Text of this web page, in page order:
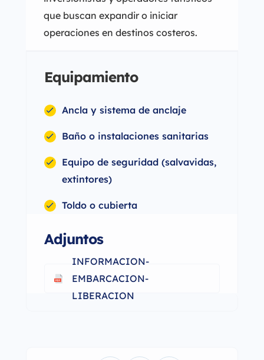
que buscan expandir o iniciar
operaciones en destinos costeros.
Equipamiento
Ancla y sistema de anclaje
Baño o instalaciones sanitarias
Equipo de seguridad (salvavidas,
extintores)
Toldo o cubierta
Adjuntos
INFORMACION-
EMBARCACION-
LIBERACION